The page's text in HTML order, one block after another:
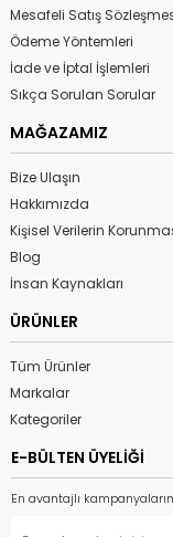
Mesafeli Satış
Ödeme Yöntemleri
İade ve İptal İşlemleri
Sıkça Sorulan Sorular
MAĞAZAMIZ
Bize Ulaşın
Hakkımızda
Kişisel Verilerin
Blog
İnsan Kaynakları
ÜRÜNLER
Tüm Ürünler
Markalar
Kategoriler
E-BÜLTEN ÜYELİĞİ
En avantajlı